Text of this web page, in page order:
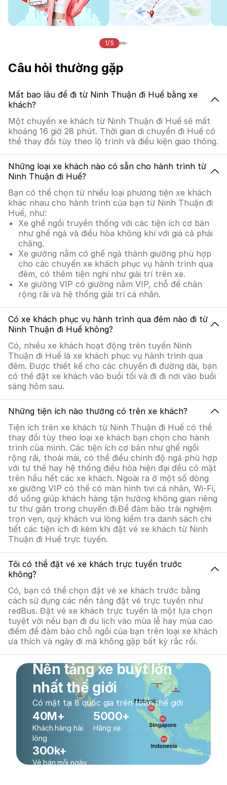
1/5
Câu hỏi thường gặp
Mất bao lâu để đi từ Ninh Thuận đi Huế bằng xe
khách?
Một chuyến xe khách từ Ninh Thuận đi Huế sẽ mất
khoảng 16 giờ 28 phút. Thời gian di chuyển đi Huế có
thể thay đổi tùy theo lộ trình và điều kiện giao thông.
Những loại xe khách nào có sẵn cho hành trình từ
Ninh Thuận đi Huế?
Bạn có thể chọn từ nhiều loại phương tiện xe khách
khác nhau cho hành trình của bạn từ Ninh Thuận đi
Huế, như:
Xe ghế ngồi truyền thống với các tiện ích cơ bản
như ghế ngả và điều hòa không khí với giá cả phải
chăng.
Xe giường nằm có ghế ngả thành giường phù hợp
cho các chuyến xe khách phục vụ hành trình qua
đêm, có thêm tiện nghi như giải trí trên xe.
Xe giường VIP có giường nằm VIP, chỗ để chân
rộng rãi và hệ thống giải trí cá nhân.
Có xe khách phục vụ hành trình qua đêm nào đi từ
Ninh Thuận đi Huế không?
Có, nhiều xe khách hoạt động trên tuyến Ninh
Thuận đi Huế là xe khách phục vụ hành trình qua
đêm. Được thiết kế cho các chuyến đi đường dài, bạn
có thể đặt xe khách vào buổi tối và đi đi nơi vào buổi
sáng hôm sau.
Những tiện ích nào thường có trên xe khách?
Tiện ích trên xe khách từ Ninh Thuận đi Huế có thể
thay đổi tùy theo loại xe khách bạn chọn cho hành
trình của mình. Các tiện ích cơ bản như ghế ngồi
rộng rãi, thoải mái, có thể điều chỉnh độ ngả phù hợp
với tư thế hay hệ thống điều hòa hiện đại đều có mặt
trên hầu hết các xe khách. Ngoài ra ở một số dòng
xe giường VIP có thể có màn hình tivi cá nhân, Wi-Fi,
đồ uống giúp khách hàng tận hưởng không gian riêng
tư thư giãn trong chuyến đi.Để đảm bảo trải nghiệm
trọn vẹn, quý khách vui lòng kiểm tra danh sách chi
tiết các tiện ích đi kèm khi đặt vé xe khách từ Ninh
Thuận đi Huế trực tuyến.
Tôi có thể đặt vé xe khách trực tuyến trước
không?
Có, bạn có thể chọn đặt vé xe khách trước bằng
cách sử dụng các nền tảng đặt vé trực tuyến như
redBus. Đặt vé xe khách trực tuyến là một lựa chọn
tuyệt vời nếu bạn đi du lịch vào mùa lễ hay mùa cao
điểm để đảm bảo chỗ ngồi của bạn trên loại xe khách
ưa thích và ngày đi mà không gặp bất kỳ rắc rối.
Nền tảng xe buýt lớn
nhất thế giới
Có mặt tại 8 quốc gia trên toàn thế giới
40M+
Khách hàng hài
lòng
5000+
Hãng xe
300k+
Vé bán mỗi ngày